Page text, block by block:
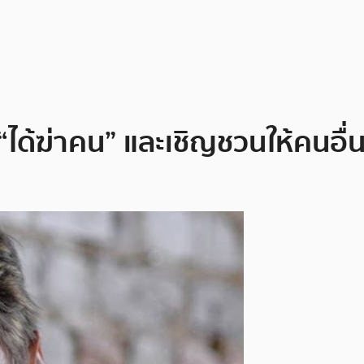
ด้ฆ่าคน” และเชิญชวนให้คนอื่